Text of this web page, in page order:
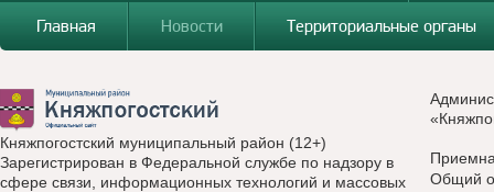
Главная
Новости Территориальные органы
Княжпогостский муниципальный район (12+)
Зарегистрирован в Федеральной службе по надзору в
сфере связи, информационных технологий и массовых
Общий